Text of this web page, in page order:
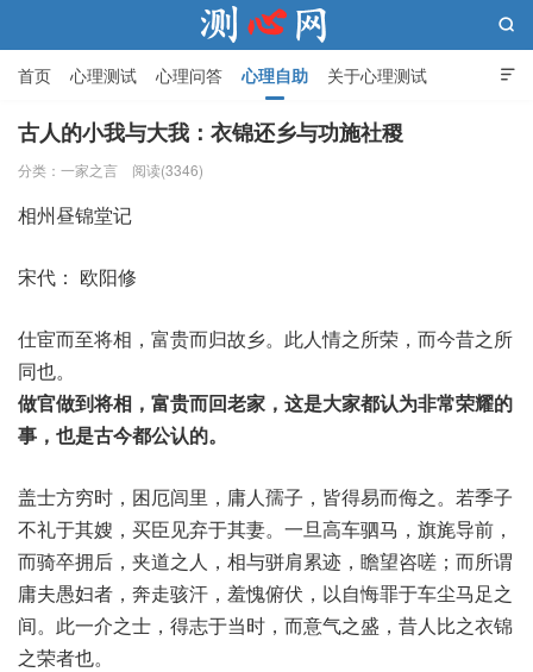

首页 心理测试 心理问答 心理自助 关于心理测试

古人的小我与大我：衣锦还乡与功施社稷
分类： 一家之言 阅读(3346)
相州昼锦堂记
宋代： 欧阳修
仕宦而至将相，富贵而归故乡。此人情之所荣，而今昔之所
同也。
做官做到将相，富贵而回老家，这是大家都认为非常荣耀的
事，也是古今都公认的。
盖士方穷时，困厄闾里，庸人孺子，皆得易而侮之。若季子
不礼于其嫂，买臣见弃于其妻。一旦高车驷马，旗旄导前，
而骑卒拥后，夹道之人，相与骈肩累迹，瞻望咨嗟；而所谓
庸夫愚妇者，奔走骇汗，羞愧俯伏，以自悔罪于车尘马足之
间。此一介之士，得志于当时，而意气之盛，昔人比之衣锦
之荣者也。